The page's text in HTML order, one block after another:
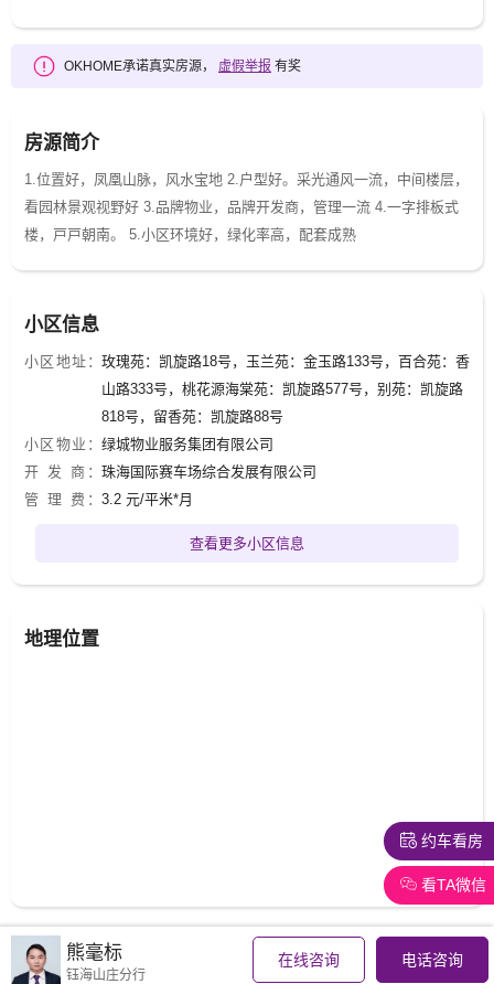
OKHOME承诺真实房源， 虚假举报 有奖
房源简介
1.位置好，凤凰山脉，风水宝地 2.户型好。采光通风一流，中间楼层，
看园林景观视野好 3.品牌物业，品牌开发商，管理一流 4.一字排板式
楼，戸戸朝南。 5.小区环境好，绿化率高，配套成熟
小区信息
小区地址： 玫瑰苑：凯旋路18号，玉兰苑：金玉路133号，百合苑：香
山路333号，桃花源海棠苑：凯旋路577号，别苑：凯旋路
818号，留香苑：凯旋路88号
小区物业： 绿城物业服务集团有限公司
开 发 商： 珠海国际赛车场综合发展有限公司
管 理 费： 3.2 元/平米*月
查看更多小区信息
地理位置
约车看房
看TA微信
周边推荐
熊毫标
钰海山庄分行
在线咨询 电话咨询